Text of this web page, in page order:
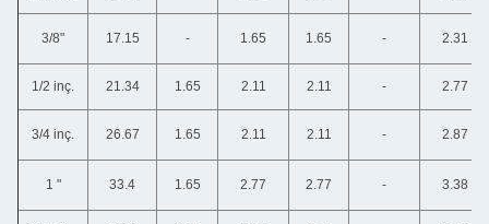
3/8" 17.15 - 1.65 1.65 - 2.31
1/2 inç. 21.34 1.65 2.11 2.11 - 2.77
3/4 inç. 26.67 1.65 2.11 2.11 - 2.87
1 " 33.4 1.65 2.77 2.77 - 3.38